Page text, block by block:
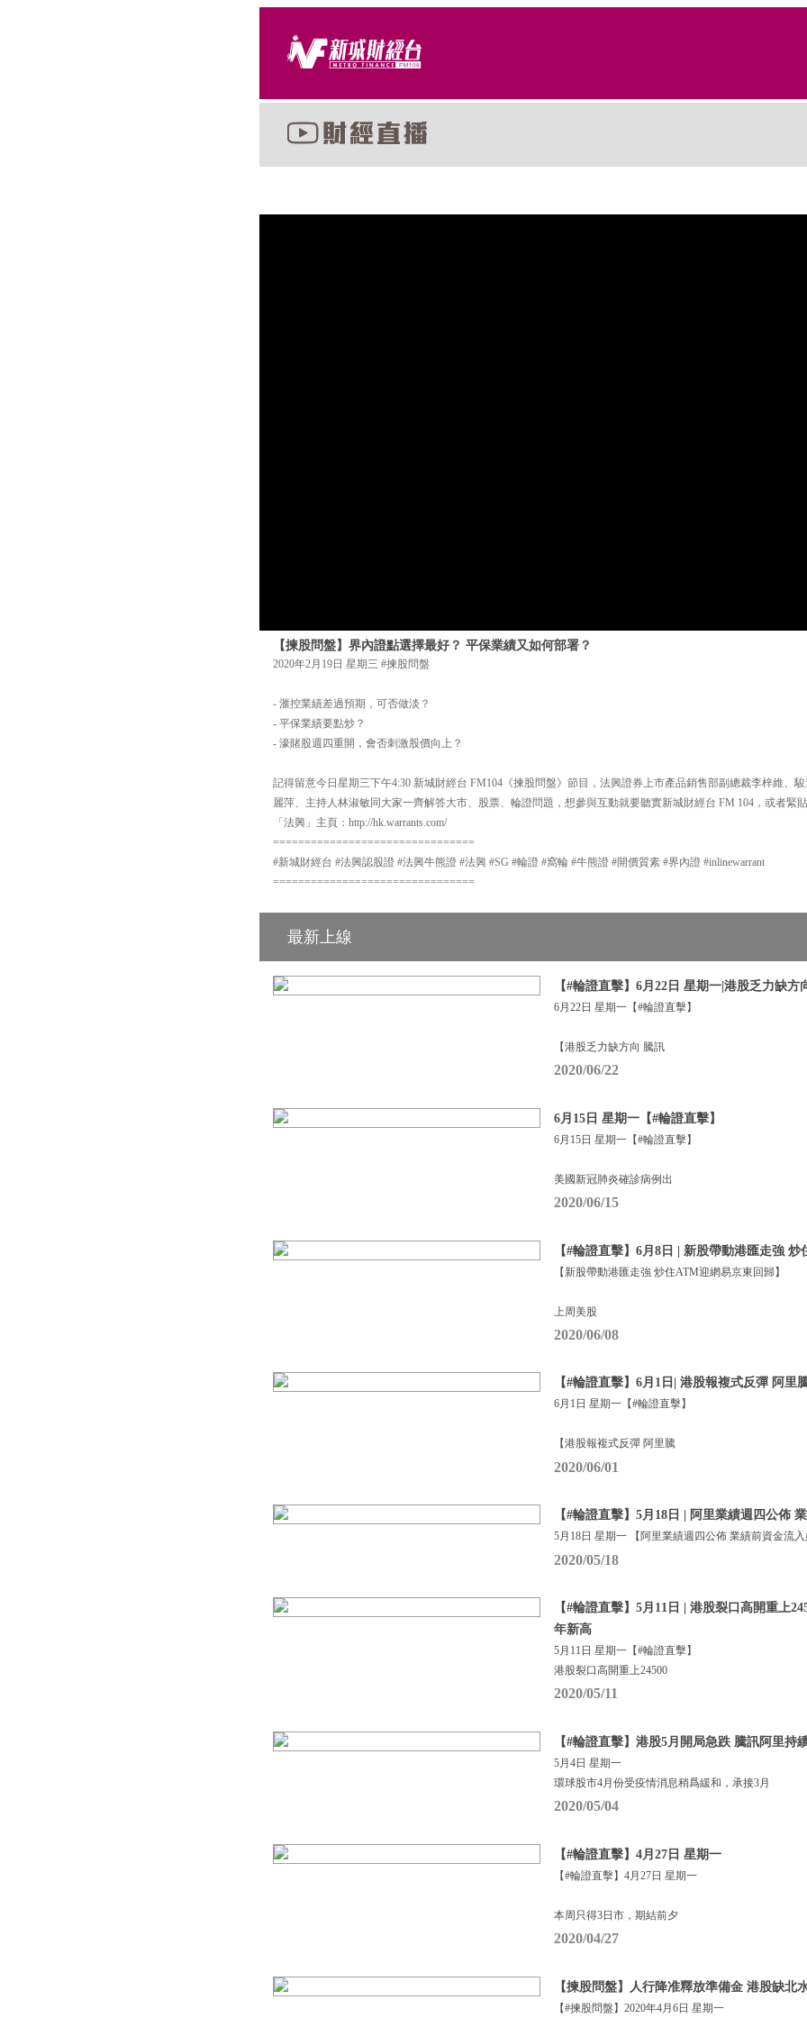
【揀股問盤】界內證點選擇最好？ 平保業績又如何部署？
2020年2月19日 星期三 #揀股問盤
- 滙控業績差過預期，可否做淡？
- 平保業績要點炒？
- 濠賭股週四重開，會否刺激股價向上？
記得留意今日星期三下午4:30 新城財經台 FM104《揀股問盤》節目，法興證券上市產品銷售部副總裁李梓維、
麗萍、主持人林淑敏同大家一齊解答大市、股票、輪證問題，想參與互動就要聽實新城財經台 FM 104，或者緊貼
「法興」主頁：http://hk.warrants.com/
================================
#新城財經台 #法興認股證 #法興牛熊證 #法興 #SG #輪證 #窩輪 #牛熊證 #開價質素 #界內證 #inlinewarrant
================================
最新上線
【#輪證直擊】6月22日 星期一|港股乏力缺方
6月22日 星期一【#輪證直擊】
【港股乏力缺方向 騰訊
2020/06/22
6月15日 星期一【#輪證直擊】
6月15日 星期一【#輪證直擊】
美國新冠肺炎確診病例出
2020/06/15
【#輪證直擊】6月8日 | 新股帶動港匯走強
【新股帶動港匯走強 炒住ATM迎網易京東回歸】
上周美股
2020/06/08
【#輪證直擊】6月1日| 港股報複式反彈 阿里
6月1日 星期一【#輪證直擊】
【港股報複式反彈 阿里騰
2020/06/01
【#輪證直擊】5月18日 | 阿里業績週四公佈
5月18日 星期一 【阿里業績週四公佈 業績前資金流入
2020/05/18
【#輪證直擊】5月11日 | 港股裂口高開重上
年新高
5月11日 星期一【#輪證直擊】
港股裂口高開重上24500
2020/05/11
【#輪證直擊】港股5月開局急跌 騰訊阿里持
5月4日 星期一
環球股市4月份受疫情消息稍爲緩和，承接3月
2020/05/04
【#輪證直擊】4月27日 星期一
【#輪證直擊】4月27日 星期一
本周只得3日市，期結前夕
2020/04/27
【揀股問盤】人行降准釋放準備金 港股缺北
【#揀股問盤】2020年4月6日 星期一